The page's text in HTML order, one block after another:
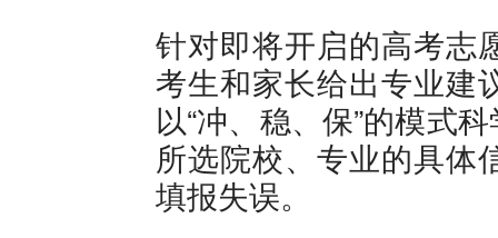
针对即将开启的高考志
考生和家长给出专业建
以“冲、稳、保”的模式
所选院校、专业的具体
填报失误。